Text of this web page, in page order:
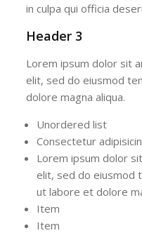
in culpa qui officia
Header 3
Lorem ipsum dolor sit
elit, sed do eiusmod
dolore magna aliqua.
Unordered list
Consectetur
Lorem ipsum dolor
elit, sed do eiusmod
ut labore et dolore
Item
Item